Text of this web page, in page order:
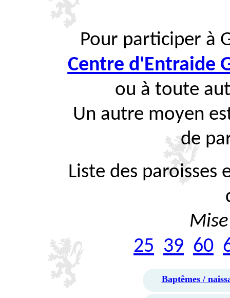
Pour participer à
Centre d'Entraide
ou à toute
Un autre moyen
de
Liste des paroisses
25 39 60
Baptêmes /